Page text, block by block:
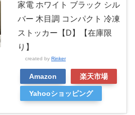
家電 ホワイト ブラック シル
バー 木目調 コンパクト 冷凍
ストッカー【D】【在庫限
り】
created by Rinker
Amazon 楽天市場
Yahooショッピング